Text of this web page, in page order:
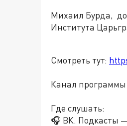
Михаил Бурда,
Института
Смотреть тут:
Канал
Где слушать:
🎧 ВК. Подкасты